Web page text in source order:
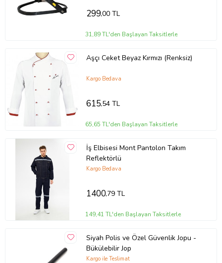
299,00 TL
31,89 TL'den Başlayan Taksitlerle
Aşçı Ceket Beyaz Kırmızı (Renksiz)
Kargo Bedava
615,54 TL
65,65 TL'den Başlayan Taksitlerle
İş Elbisesi Mont Pantolon Takım
Reflektörlü
Kargo Bedava
1400,79 TL
149,41 TL'den Başlayan Taksitlerle
Siyah Polis ve Özel Güvenlik Jopu -
Bükülebilir Jop
Kargo ile Teslimat